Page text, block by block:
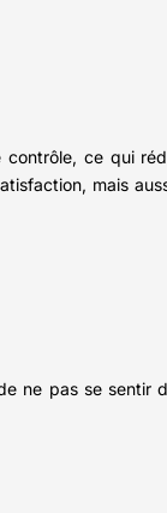
contrôle, ce qui
mais
ne pas se sentir